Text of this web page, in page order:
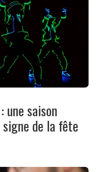
une saison
de la fête